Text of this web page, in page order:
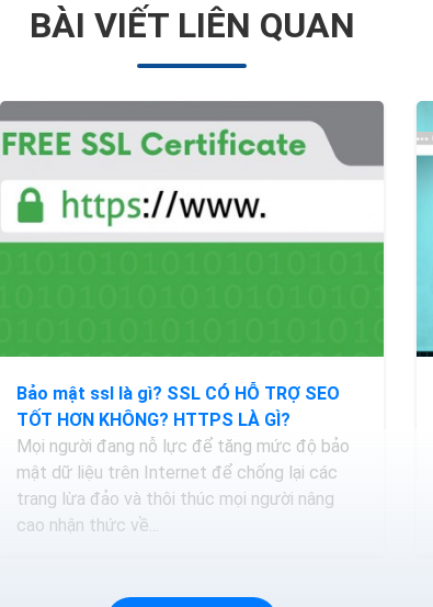
BÀI VIẾT LIÊN QUAN
Bảo mật ssl là gì? SSL CÓ HỖ TRỢ SEO
TỐT HƠN KHÔNG? HTTPS LÀ GÌ?
Mọi người đang nỗ lực để tăng mức độ bảo
mật dữ liệu trên Internet để chống lại các
trang lừa đảo và thôi thúc mọi người nâng
cao nhận thức về...